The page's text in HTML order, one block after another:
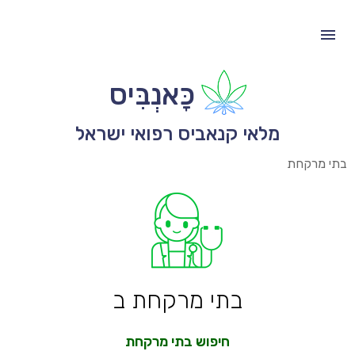
כָּאנְבִּיס
מלאי קנאביס רפואי ישראל
בתי מרקחת
בתי מרקחת ב
חיפוש בתי מרקחת